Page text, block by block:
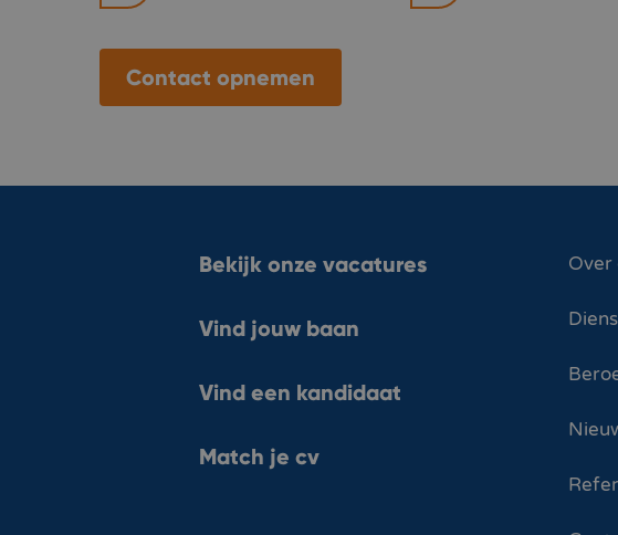
Contact opnemen
Bekijk onze vacatures
Vind jouw baan
Vind een kandidaat
Match je cv
Over